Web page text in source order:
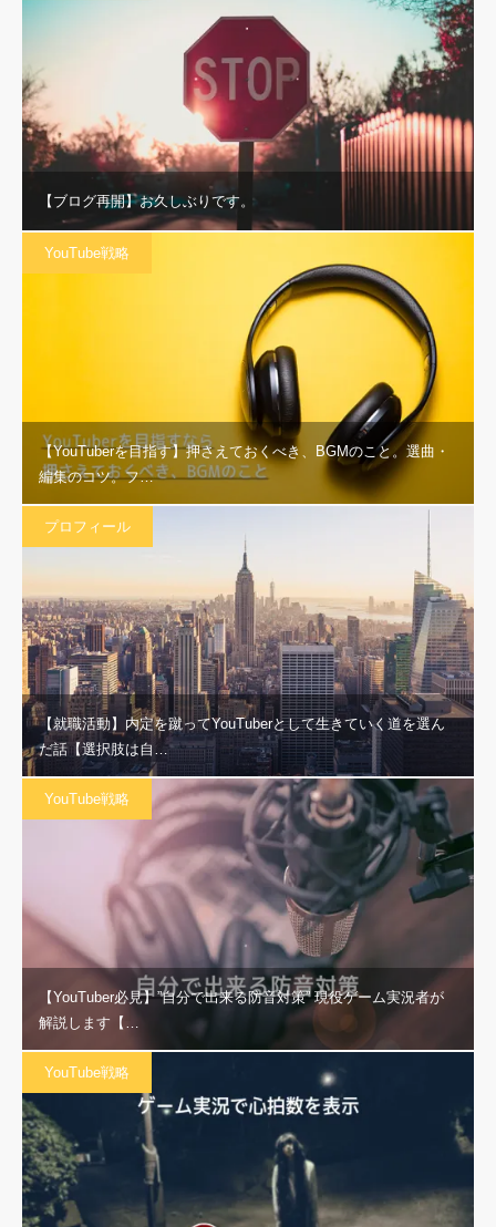
【ブログ再開】お久しぶりです。
YouTube戦略
【YouTuberを目指す】押さえておくべき、BGMのこと。選曲・
編集のコツ。フ…
プロフィール
【就職活動】内定を蹴ってYouTuberとして生きていく道を選ん
だ話【選択肢は自…
YouTube戦略
【YouTuber必見】”自分で出来る防音対策” 現役ゲーム実況者が
解説します【…
YouTube戦略